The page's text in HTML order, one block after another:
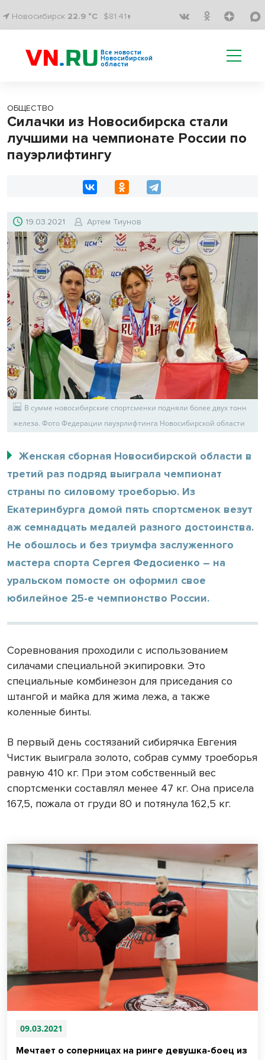
Новосибирск 22.9 °C $81.41↑
Все новости
Новосибирской
области
ОБЩЕСТВО
Силачки из Новосибирска стали
лучшими на чемпионате России по
пауэрлифтингу
19.03.2021 Артем Тиунов
В сумме новосибирские спортсменки подняли более двух тонн
железа. Фото Федерации пауэрлифтинга Новосибирской области
Женская сборная Новосибирской области в
третий раз подряд выиграла чемпионат
страны по силовому троеборью. Из
Екатеринбурга домой пять спортсменок везут
аж семнадцать медалей разного достоинства.
Не обошлось и без триумфа заслуженного
мастера спорта Сергея Федосиенко – на
уральском помосте он оформил свое
юбилейное 25-е чемпионство России.
Соревнования проходили с использованием
силачами специальной экипировки. Это
специальные комбинезон для приседания со
штангой и майка для жима лежа, а также
коленные бинты.
В первый день состязаний сибирячка Евгения
Чистик выиграла золото, собрав сумму троеборья
равную 410 кг. При этом собственный вес
спортсменки составлял менее 47 кг. Она присела
167,5, пожала от груди 80 и потянула 162,5 кг.
09.03.2021
Мечтает о соперницах на ринге девушка-боец из